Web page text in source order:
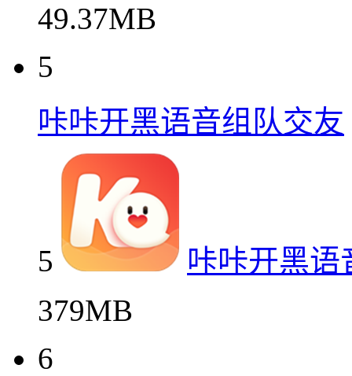
49.37MB
5
咔咔开黑语音组队交友
5
咔咔开黑语
379MB
6